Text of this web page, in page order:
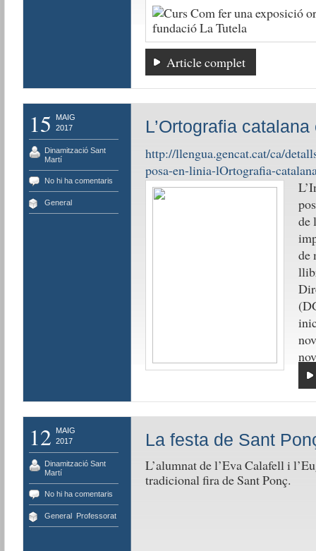
Article complet
15
MAIG
2017
Dinamització Sant
Martí
No hi ha comentaris
General
L’Ortografia
http://llengua.gencat.cat/ca/
posa-en-linia-lOrtografia-
de
de
12
MAIG
2017
Dinamització Sant
Martí
No hi ha comentaris
General, Professorat
La festa de Sant
L’alumnat de l’Eva Calafell i
tradicional fira de Sant Ponç.